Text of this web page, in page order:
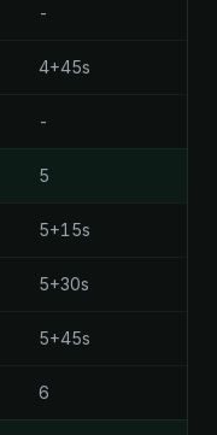
-
4+45s
-
5
5+15s
5+30s
5+45s
6